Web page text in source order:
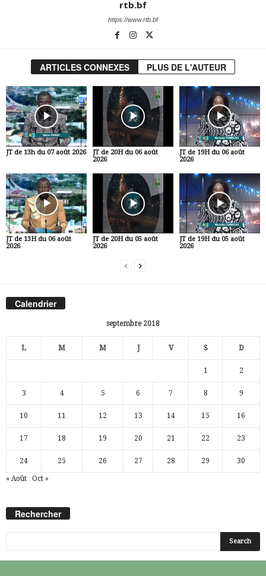
rtb.bf
https://www.rtb.bf
ARTICLES CONNEXES PLUS DE L'AUTEUR
JT de 13h du 07 août 2026
JT de 20H du 06 août
2026
JT de 19H du 06 août
2026
JT de 13H du 06 août
2026
JT de 20H du 05 août
2026
JT de 19H du 05 août
2026
Calendrier
septembre 2018
L M M J V S D
1 2
3 4 5 6 7 8 9
10 11 12 13 14 15 16
17 18 19 20 21 22 23
24 25 26 27 28 29 30
« Août Oct »
Rechercher